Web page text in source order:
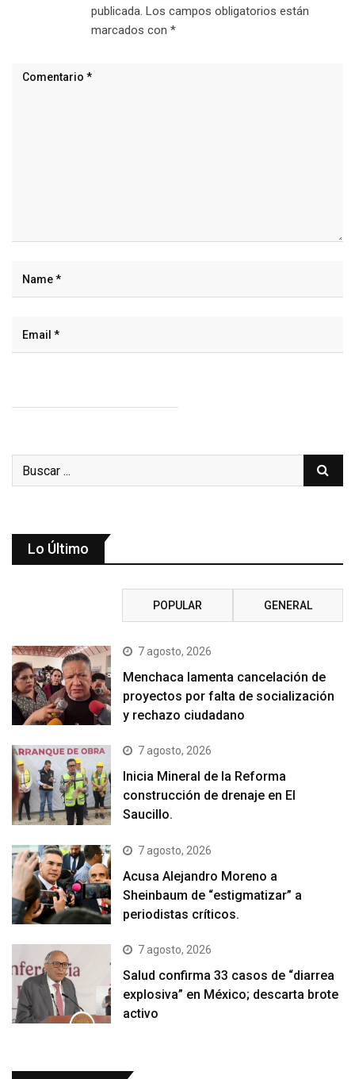
publicada. Los campos obligatorios están
marcados con *
Lo Último
POPULAR GENERAL
7 agosto, 2026
Menchaca lamenta cancelación de
proyectos por falta de socialización
y rechazo ciudadano
7 agosto, 2026
Inicia Mineral de la Reforma
construcción de drenaje en El
Saucillo.
7 agosto, 2026
Acusa Alejandro Moreno a
Sheinbaum de “estigmatizar” a
periodistas críticos.
7 agosto, 2026
Salud confirma 33 casos de “diarrea
explosiva” en México; descarta brote
activo